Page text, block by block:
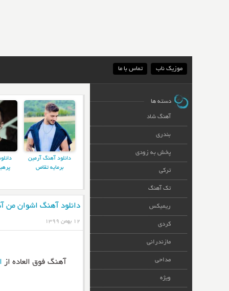
موزیک ناب تماس با ما
دانلود آهنگ آرمین
برمایه تقاص
دانلود آهنگ اشوان من
۱۲ بهمن ۱۳۹۹
آهنگ فوق العاده از
دسته ها
آهنگ شاد
بندری
پخش به زودی
ترکی
تک آهنگ
ریمیکس
کردی
مازندرانی
مداحی
ویژه